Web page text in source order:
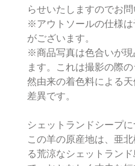
らせいたしますのでお問
※アウトソールの仕様
がございます。
※商品写真は色合いが現
ます。これは撮影の際
然由来の着色料による
差異です。
シェットランドシープに
この羊の原産地は、亜
る荒涼なシェットラン